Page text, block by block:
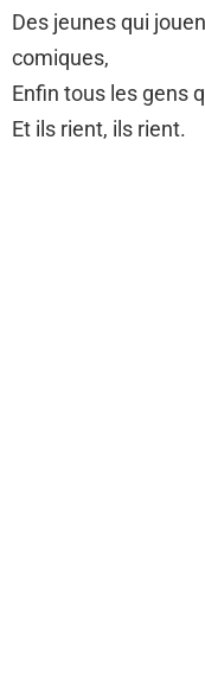
Des jeunes qui
comiques,
Enfin tous les gens
Et ils rient, ils rient.